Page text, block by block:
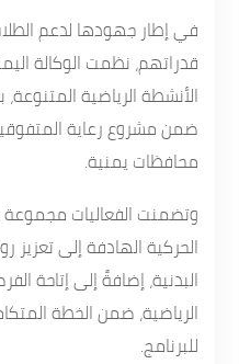
في إطار جهودها لدعم
قدراتهم، نظمت الوكالة
ضمن مشروع رعاية
محافظات يمنية.
وتضمنت الفعاليات مجموعة
الحركية الهادفة إلى تعزيز
البدنية، إضافةً إلى إتاحة
الرياضية، ضمن الخطة
للبرنامج.